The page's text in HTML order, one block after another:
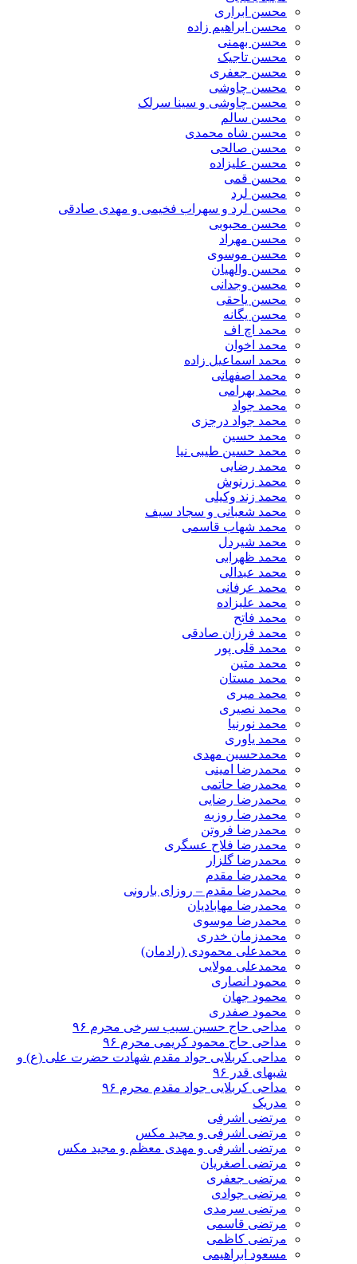
محسن ابراری
محسن ابراهیم زاده
محسن بهمنی
محسن تاجیک
محسن جعفری
محسن چاوشی
محسن چاوشی و سینا سرلک
محسن سالم
محسن شاه محمدی
محسن صالحی
محسن علیزاده
محسن قمی
محسن لرد
محسن لرد و سهراب فخیمی و مهدی صادقی
محسن محبوبی
محسن مهراد
محسن موسوی
محسن والهیان
محسن وجدانی
محسن یاحقی
محسن یگانه
محمد اچ اف
محمد اخوان
محمد اسماعیل زاده
محمد اصفهانی
محمد بهرامی
محمد جواد
محمد جواد درجزی
محمد حسین
محمد حسین طیبی نیا
محمد رضایی
محمد زرنوش
محمد زند وکیلی
محمد شعبانی و سجاد سیف
محمد شهاب قاسمی
​محمد شیردل
محمد ظهرابی
محمد عبدالی
محمد عرفانی
محمد علیزاده
محمد فاتح
محمد فرزان صادقی
محمد قلی پور
محمد متین
محمد مستان
محمد میری
محمد نصیری
محمد نورنیا
محمد یاوری
محمدحسین مهدی
محمدرضا امینی
محمدرضا حاتمی
محمدرضا رضایی
محمدرضا روزبه
محمدرضا فروتن
محمدرضا فلاح عسگری
محمدرضا گلزار
محمدرضا مقدم
محمدرضا مقدم – روزای بارونی
محمدرضا مهابادیان
محمدرضا موسوی
محمدزمان خدری
محمدعلی محمودی (رادمان)
محمدعلی مولایی
محمود انصاری
محمود جهان
محمود صفدری
مداحی حاج حسین سیب سرخی محرم ۹۶
مداحی حاج محمود کریمی محرم ۹۶
مداحی کربلایی جواد مقدم شهادت حضرت علی (ع) و
شبهای قدر ۹۶
مداحی کربلایی جواد مقدم محرم ۹۶
مدریک
مرتضی اشرفی
مرتضی اشرفی و مجید مکس
مرتضی اشرفی و مهدی معظم و مجید مکس
مرتضی اصغریان
مرتضی جعفری
مرتضی جوادی
مرتضی سرمدی
مرتضی قاسمی
مرتضی کاظمی
مسعود ابراهیمی